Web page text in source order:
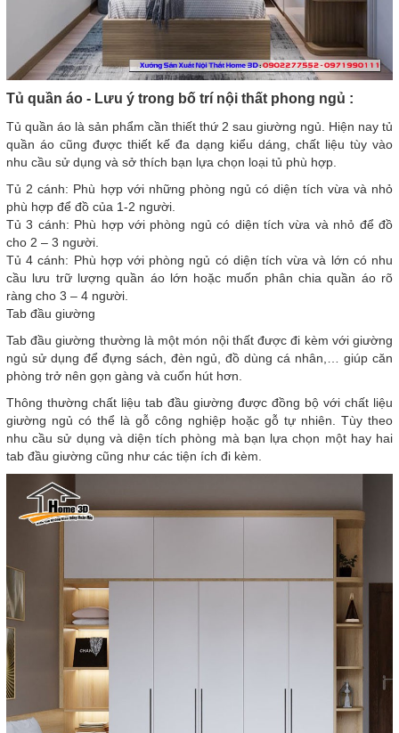
Tủ quần áo - Lưu ý trong bố trí nội thất phong ngủ :
Tủ quần áo là sản phẩm cần thiết thứ 2 sau giường ngủ. Hiện nay tủ
quần áo cũng được thiết kế đa dạng kiểu dáng, chất liệu tùy vào
nhu cầu sử dụng và sở thích bạn lựa chọn loại tủ phù hợp.
Tủ 2 cánh: Phù hợp với những phòng ngủ có diện tích vừa và nhỏ
phù hợp để đồ của 1-2 người.
Tủ 3 cánh: Phù hợp với phòng ngủ có diện tích vừa và nhỏ để đồ
cho 2 – 3 người.
Tủ 4 cánh: Phù hợp với phòng ngủ có diện tích vừa và lớn có nhu
cầu lưu trữ lượng quần áo lớn hoặc muốn phân chia quần áo rõ
ràng cho 3 – 4 người.
Tab đầu giường
Tab đầu giường thường là một món nội thất được đi kèm với giường
ngủ sử dụng để đựng sách, đèn ngủ, đồ dùng cá nhân,… giúp căn
phòng trở nên gọn gàng và cuốn hút hơn.
Thông thường chất liệu tab đầu giường được đồng bộ với chất liệu
giường ngủ có thể là gỗ công nghiệp hoặc gỗ tự nhiên. Tùy theo
nhu cầu sử dụng và diện tích phòng mà bạn lựa chọn một hay hai
tab đầu giường cũng như các tiện ích đi kèm.